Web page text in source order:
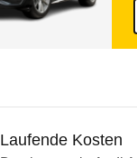
Laufende Kosten